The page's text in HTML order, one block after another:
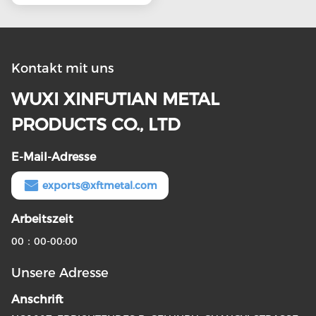
Kontakt mit uns
WUXI XINFUTIAN METAL
PRODUCTS CO., LTD
E-Mail-Adresse
exports@xftmetal.com
Arbeitszeit
00：00-00:00
Unsere Adresse
Anschrift